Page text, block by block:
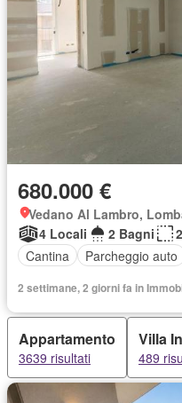
680.000 €
Vedano Al Lambro,
4 Locali
2 Bagni
Cantina
Parcheggio auto
2 settimane, 2 giorni fa in
Appartamento
3639 risultati
Villa
489